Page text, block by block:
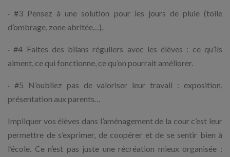
· #3 Pensez à une solution pour les jours de pluie (toile
d’ombrage, zone abritée…).
· #4 Faites des bilans réguliers avec les élèves : ce qu’ils
aiment, ce qui fonctionne, ce qu’on pourrait améliorer.
· #5 N’oubliez pas de valoriser leur travail : exposition,
présentation aux parents…
Impliquer vos élèves dans l’aménagement de la cour c’est leur
permettre de s’exprimer, de coopérer et de se sentir bien à
l’école. Ce n’est pas juste une récréation mieux organisée :